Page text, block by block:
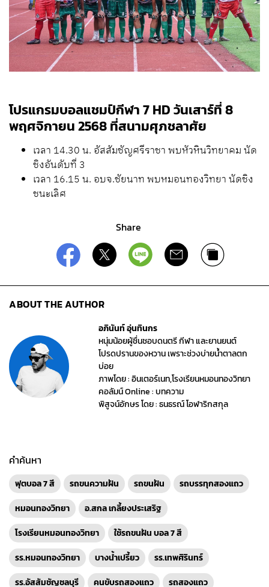
โปรแกรมบอลแชมป์กีฬา 7 HD วันเสาร์ที่ 8
พฤศจิกายน 2568 ที่สนามศุภชลาศัย
เวลา 14.30 น. อัสสัมชัญศรีราชา พบหัวหินวิทยาคม นัด
ชิงอันดับที่ 3
เวลา 16.15 น. อบจ.ชัยนาท พบหมอนทองวิทยา นัดชิง
ชนะเลิศ
Share
ABOUT THE AUTHOR
อภินันท์ อุ่นทินกร
หนุ่มน้อยผู้ชื่นชอบดนตรี กีฬา และยานยนต์
โปรดปรานของหวาน เพราะช่วงบ่ายน้ำตาลตก
บ่อย
ภาพโดย : อินเตอร์เนท,โรงเรียนหมอนทองวิทยา
คอลัมน์ Online : บทความ
พิสูจน์อักษร โดย : ธนธรณ์ โอฬาริกสกุล
คำค้นหา
ฟุตบอล 7 สี รถขนความฝัน รถขนฝัน
รถบรรทุกสองแถว
หมอนทองวิทยา
อ.สกล เกลี้ยงประเสริฐ
โรงเรียนหมอนทองวิทยา
ใช้รถขนฝัน บอล 7 สี
รร.หมอนทองวิทยา
บางน้ำเปรี้ยว
รร.เทพศิรินทร์
รร.อัสสัมชัญชลบุรี
คนขับรถสองแถว
รถสองแถว